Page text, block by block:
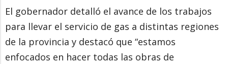
El gobernador detalló el avance de los trabajos
para llevar el servicio de gas a distintas regiones
de la provincia y destacó que “estamos
enfocados en hacer todas las obras de